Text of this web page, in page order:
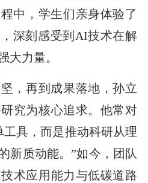
中，学生们亲身体验了
深刻感受到AI技术在解
大力量。
，再到成果落地，孙立
究为核心追求。他常对
具，而是推动科研从理
新质动能。”如今，团队
术应用能力与低碳道路